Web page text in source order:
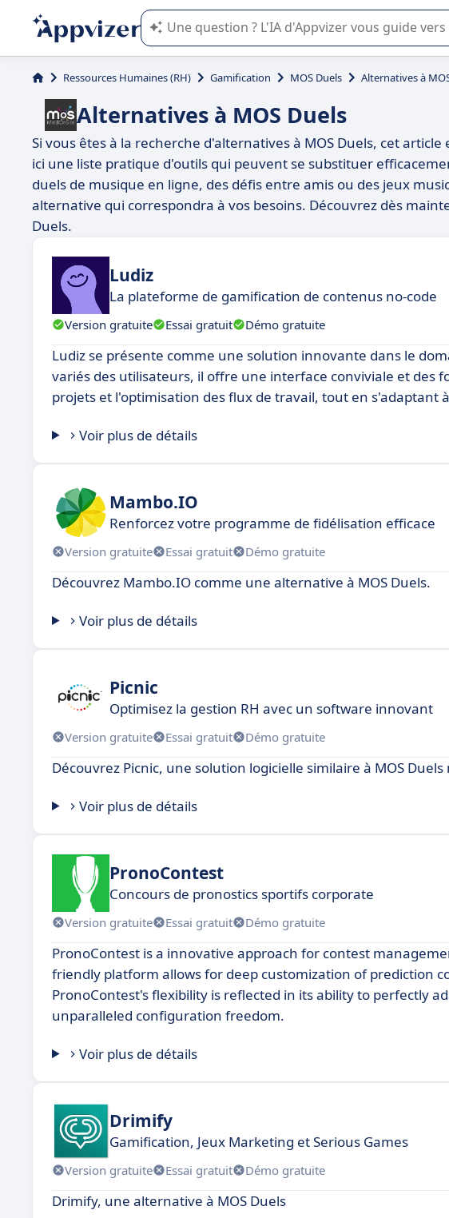
L'IA de Appvizer vous guide dans l'utilisation ou la
Ressources Humaines (RH) Gamification MOS Duels Alternatives à
Alternatives à MOS Duels
Si vous êtes à la recherche d'alternatives à MOS Duels, cet
ici une liste pratique d'outils qui peuvent se substituer
duels de musique en ligne, des défis entre amis ou des jeux
alternative qui correspondra à vos besoins. Découvrez dès
Duels.
Ludiz
La plateforme de gamification de contenus no-code
Version gratuite Essai gratuit Démo gratuite
Ludiz se présente comme une solution innovante dans le
variés des utilisateurs, il offre une interface conviviale et des
projets et l'optimisation des flux de travail, tout en s'adaptant
Voir plus de détails
Mambo.IO
Renforcez votre programme de fidélisation efficace
Version gratuite Essai gratuit Démo gratuite
Découvrez Mambo.IO comme une alternative à MOS Duels.
Voir plus de détails
Picnic
Optimisez la gestion RH avec un software innovant
Version gratuite Essai gratuit Démo gratuite
Découvrez Picnic, une solution logicielle similaire à MOS
Voir plus de détails
PronoContest
Concours de pronostics sportifs corporate
Version gratuite Essai gratuit Démo gratuite
PronoContest is a innovative approach for contest
friendly platform allows for deep customization of prediction
PronoContest's flexibility is reflected in its ability to perfectly
unparalleled configuration freedom.
Voir plus de détails
Drimify
Gamification, Jeux Marketing et Serious Games
Version gratuite Essai gratuit Démo gratuite
Drimify, une alternative à MOS Duels